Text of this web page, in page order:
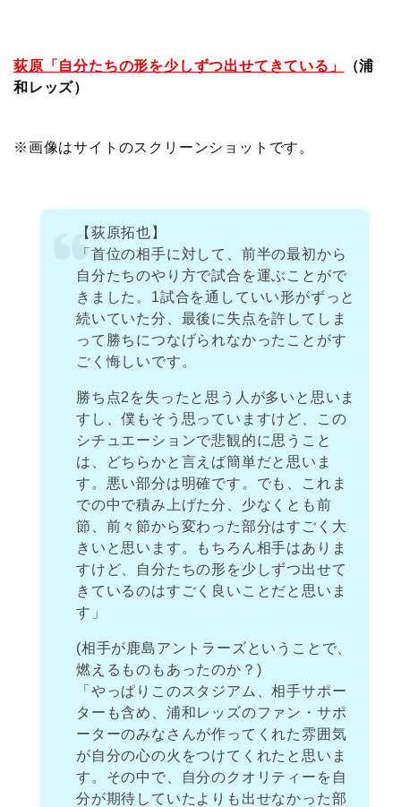
荻原「自分たちの形を少しずつ出せてきている」
（浦
和レッズ）
※画像はサイトのスクリーンショットです。
【荻原拓也】
「首位の相手に対して、前半の最初から
自分たちのやり方で試合を運ぶことがで
きました。1試合を通していい形がずっと
続いていた分、最後に失点を許してしま
って勝ちにつなげられなかったことがす
ごく悔しいです。
勝ち点2を失ったと思う人が多いと思いま
すし、僕もそう思っていますけど、この
シチュエーションで悲観的に思うこと
は、どちらかと言えば簡単だと思いま
す。悪い部分は明確です。でも、これま
での中で積み上げた分、少なくとも前
節、前々節から変わった部分はすごく大
きいと思います。もちろん相手はありま
すけど、自分たちの形を少しずつ出せて
きているのはすごく良いことだと思いま
す」
(相手が鹿島アントラーズということで、
燃えるものもあったのか？)
「やっぱりこのスタジアム、相手サポー
ターも含め、浦和レッズのファン・サポ
ーターのみなさんが作ってくれた雰囲気
が自分の心の火をつけてくれたと思いま
す。その中で、自分のクオリティーを自
分が期待していたよりも出せなかった部